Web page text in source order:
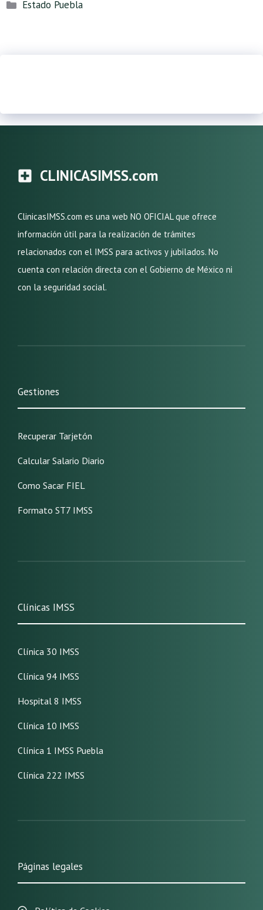
Categorías
Estado Puebla
CLINICASIMSS.com
ClinicasIMSS.com es una web NO OFICIAL que ofrece
información útil para la realización de trámites
relacionados con el IMSS para activos y jubilados. No
cuenta con relación directa con el Gobierno de México ni
con la seguridad social.
Gestiones
Recuperar Tarjetón
Calcular Salario Diario
Como Sacar FIEL
Formato ST7 IMSS
Clínicas IMSS
Clínica 30 IMSS
Clínica 94 IMSS
Hospital 8 IMSS
Clínica 10 IMSS
Clínica 1 IMSS Puebla
Clínica 222 IMSS
Páginas legales